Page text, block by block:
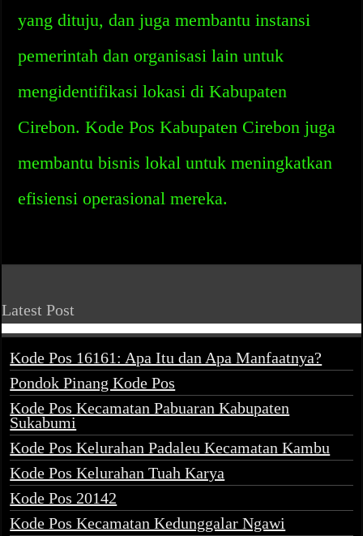
yang dituju, dan juga membantu instansi
pemerintah dan organisasi lain untuk
mengidentifikasi lokasi di Kabupaten
Cirebon. Kode Pos Kabupaten Cirebon juga
membantu bisnis lokal untuk meningkatkan
efisiensi operasional mereka.
Latest Post
Kode Pos 16161: Apa Itu dan Apa Manfaatnya?
Pondok Pinang Kode Pos
Kode Pos Kecamatan Pabuaran Kabupaten
Sukabumi
Kode Pos Kelurahan Padaleu Kecamatan Kambu
Kode Pos Kelurahan Tuah Karya
Kode Pos 20142
Kode Pos Kecamatan Kedunggalar Ngawi